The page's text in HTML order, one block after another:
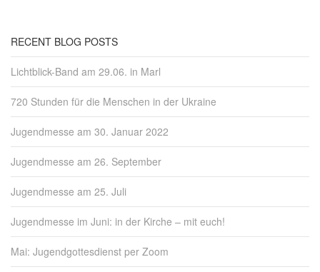
RECENT BLOG POSTS
Lichtblick-Band am 29.06. in Marl
720 Stunden für die Menschen in der Ukraine
Jugendmesse am 30. Januar 2022
Jugendmesse am 26. September
Jugendmesse am 25. Juli
Jugendmesse im Juni: in der Kirche – mit euch!
Mai: Jugendgottesdienst per Zoom